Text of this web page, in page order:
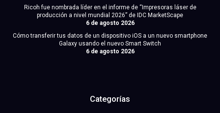
Ricoh fue nombrada líder en el informe de “Impresoras láser de
producción a nivel mundial 2026” de IDC MarketScape
6 de agosto 2026
Cómo transferir tus datos de un dispositivo iOS a un nuevo smartphone
Galaxy usando el nuevo Smart Switch
6 de agosto 2026
Categorías